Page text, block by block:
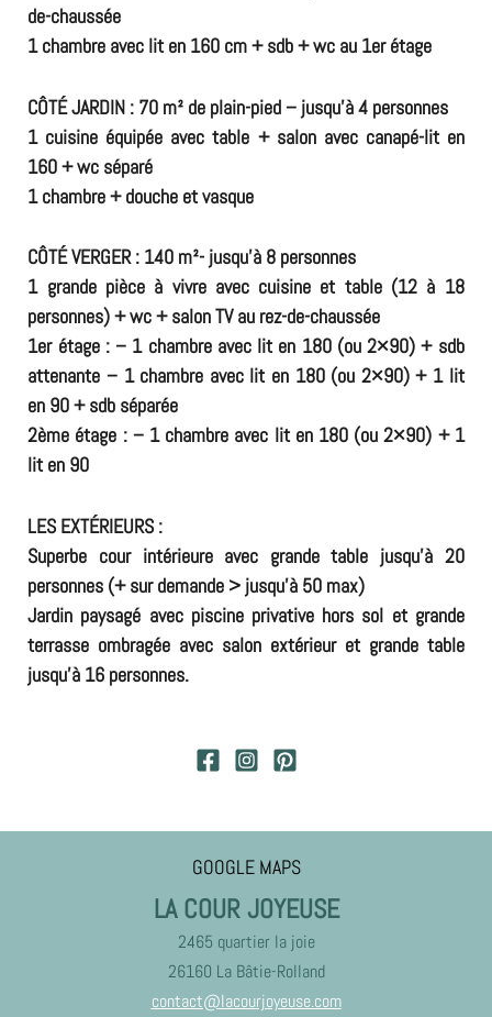
de-chaussée
1 chambre avec lit en 160 cm + sdb + wc au 1er étage
CÔTÉ JARDIN : 70 m² de plain-pied – jusqu’à 4 personnes
1 cuisine équipée avec table + salon avec canapé-lit en
160 + wc séparé
1 chambre + douche et vasque
CÔTÉVERGER : 140 m²- jusqu’à 8 personnes
1 grande pièce à vivre avec cuisine et table (12 à 18
personnes) + wc + salon TV au rez-de-chaussée
1er étage : – 1 chambre avec lit en 180 (ou 2×90) + sdb
attenante – 1 chambre avec lit en 180 (ou 2×90) + 1 lit
en 90 + sdb séparée
2ème étage : – 1 chambre avec lit en 180 (ou 2×90) + 1
lit en 90
LES EXTÉRIEURS :
Superbe cour intérieure avec grande table jusqu’à 20
personnes (+ sur demande > jusqu’à 50 max)
Jardin paysagé avec piscine privative hors sol et grande
terrasse ombragée avec salon extérieur et grande table
jusqu’à 16 personnes.
GOOGLE MAPS
LA COUR JOYEUSE
2465 quartier la joie
26160 La Bâtie-Rolland
contact@lacourjoyeuse.com